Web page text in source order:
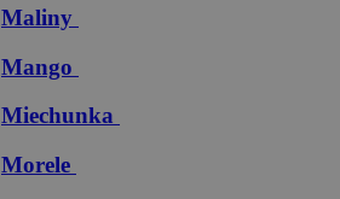
Maliny
Mango
Miechunka
Morele